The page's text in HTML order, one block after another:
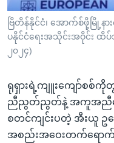
ကျော်
ကြည့်
ရန်
ရှာဖွေ
နေရာ
သို့
ကျော်
ရန်
ဘာသာစကားများ
ဗြိတိန်နိုင်ငံ၊ အောက်စ်ဖို့မြို့နာ
ပနိုင်ငံရေးအသိုင်းအဝိုင်း ထိပ်
၂၀၂၄)
ရုရှားရဲ့ကျူးကျော်စစ်
ညီညွတ်ညွတ်နဲ့ အကူအညီပေး
စတင်ကျင်းပတဲ့ အီးယူ ဥ
အစည်းအဝေးတက်ရောက်